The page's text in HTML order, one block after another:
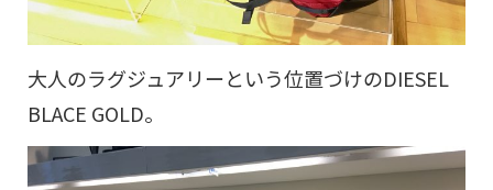
大人のラグジュアリーという位置づけのDIESEL
BLACE GOLD。